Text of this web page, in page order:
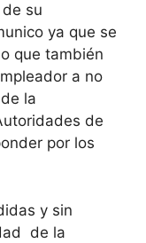
su
ya que se
que también
a no
la
de
por los
y sin
de la